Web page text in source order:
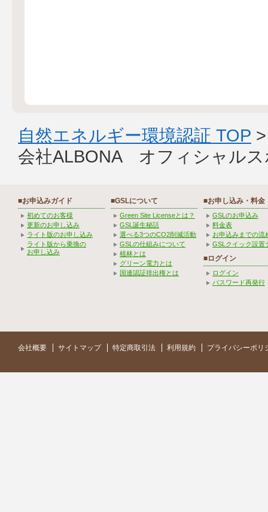
自然エネルギー環境認証 TOP
会社ALBONA オフィシャルス
■お申込みガイド
初めてのお客様
更新のお申し込み
ライト版のお申し込み
ライト版から乗換の
お申し込み
■GSLについて
Green Site Licenseとは？
GSL誕生秘話
選べる3つのCO2削減活動
GSLの仕組みについて
植林とは
グリーン電力とは
国連認証排出権とは
■お申し込み・料金
GSLのお申込み
料金表
お申込みまでの流
GSLクイック設置
■ログイン
ログイン
パスワード再発行
会社概要 サイトマップ 特定商取引法 利用規約 プライバシーポリ